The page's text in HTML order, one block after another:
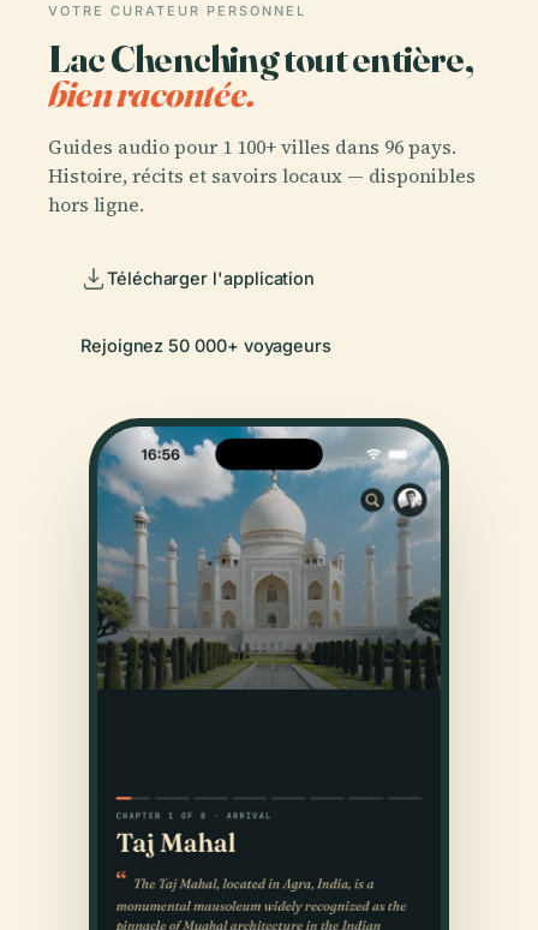
VOTRE CURATEUR PERSONNEL
Lac Chenching tout entière,
bien racontée.
Guides audio pour 1 100+ villes dans 96 pays.
Histoire, récits et savoirs locaux — disponibles
hors ligne.
Télécharger l'application
Rejoignez 50 000+ voyageurs